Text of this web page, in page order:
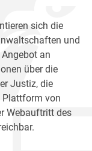
sich die
und
an
über die
Justiz, die
Plattform von
Webauftritt des